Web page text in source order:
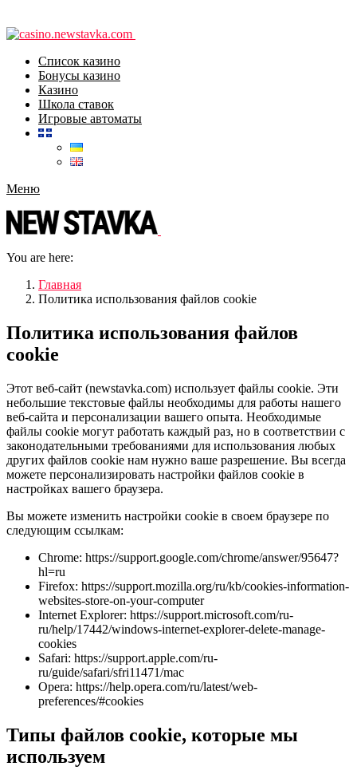
Список казино
Бонусы казино
Казино
Школа ставок
Игровые автоматы
Меню
You are here:
Главная
Политика использования файлов cookie
Политика использования файлов
cookie
Этот веб-сайт (newstavka.com) использует файлы cookie. Эти
небольшие текстовые файлы необходимы для работы нашего
веб-сайта и персонализации вашего опыта. Необходимые
файлы cookie могут работать каждый раз, но в соответствии с
законодательными требованиями для использования любых
других файлов cookie нам нужно ваше разрешение. Вы всегда
можете персонализировать настройки файлов cookie в
настройках вашего браузера.
Вы можете изменить настройки cookie в своем браузере по
следующим ссылкам:
Chrome: https://support.google.com/chrome/answer/95647?
hl=ru
Firefox: https://support.mozilla.org/ru/kb/cookies-information-
websites-store-on-your-computer
Internet Explorer: https://support.microsoft.com/ru-
ru/help/17442/windows-internet-explorer-delete-manage-
cookies
Safari: https://support.apple.com/ru-
ru/guide/safari/sfri11471/mac
Opera: https://help.opera.com/ru/latest/web-
preferences/#cookies
Типы файлов cookie, которые мы
используем